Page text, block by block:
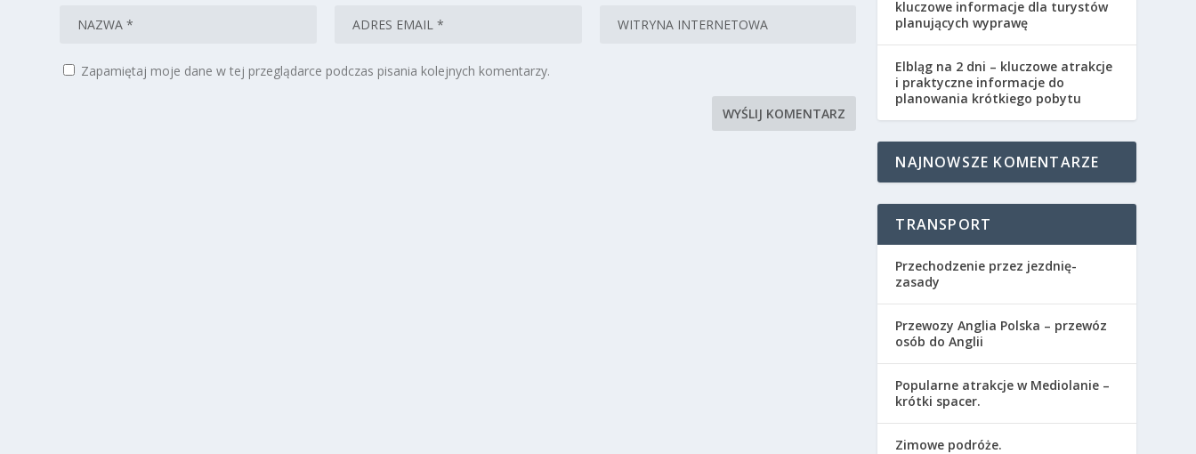
Zapamiętaj moje dane w tej przeglądarce podczas pisania kolejnych komentarzy.
kluczowe informacje dla turystów
planujących wyprawę
Elbląg na 2 dni – kluczowe atrakcje
i praktyczne informacje do
planowania krótkiego pobytu
NAJNOWSZE KOMENTARZE
TRANSPORT
Przechodzenie przez jezdnię-
zasady
Przewozy Anglia Polska – przewóz
osób do Anglii
Popularne atrakcje w Mediolanie –
krótki spacer.
Zimowe podróże.